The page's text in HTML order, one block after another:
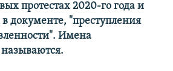
протестах 2020-го года и
документе, "преступления
Имена